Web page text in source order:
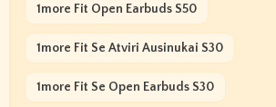
1more Fit Open Earbuds S50
1more Fit Se Atviri Ausinukai S30
1more Fit Se Open Earbuds S30